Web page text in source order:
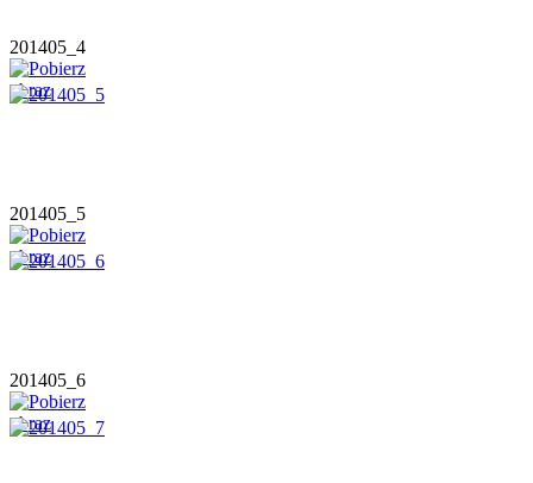
201405_4
201405_5
201405_6